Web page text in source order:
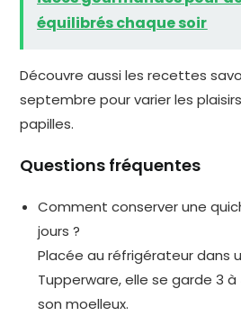
équilibrés chaque soir
Découvre aussi les recettes
septembre pour varier les
papilles.
Questions fréquentes
Comment conserver une
jours ?
Placée au réfrigérateur dans
Tupperware, elle se garde 3
son moelleux.